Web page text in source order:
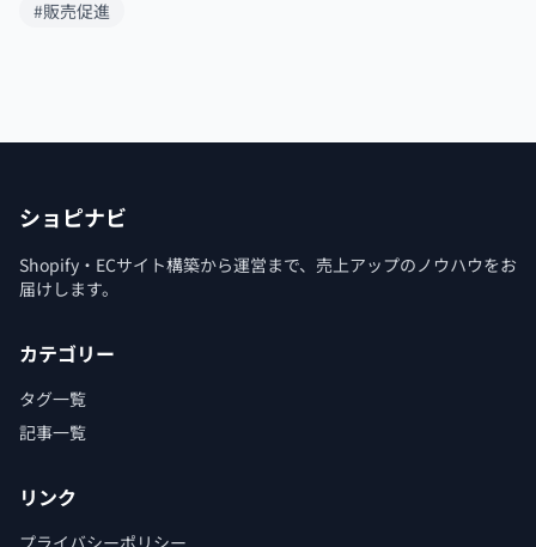
#販売促進
ショピナビ
Shopify・ECサイト構築から運営まで、売上アップのノウハウをお
届けします。
カテゴリー
タグ一覧
記事一覧
リンク
プライバシーポリシー